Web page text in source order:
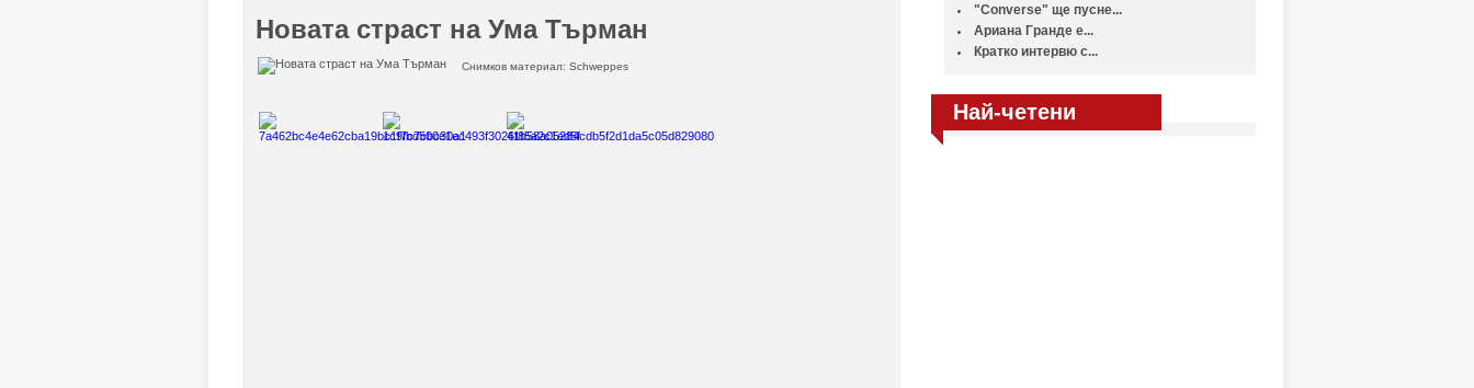
Новата страст на Ума Търман
Снимков материал: Schweppes
"Converse" ще пусне...
Ариана Гранде е...
Кратко интервю с...
Най-четени